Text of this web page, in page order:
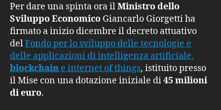
Per dare una spinta ora ilMinistro dello
Sviluppo Economico Giancarlo Giorgetti ha
firmato a inizio dicembre il decreto attuativo
delFondo per lo sviluppo delle tecnologie e
delle applicazioni di intelligenza artificiale,
blockchain e internet of things, istituito presso
il Mise con una dotazione iniziale di45 milioni
di euro.